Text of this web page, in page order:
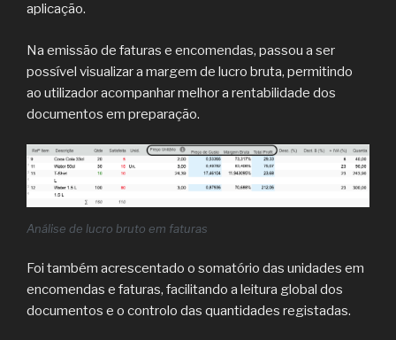
aplicação.
Na emissão de faturas e encomendas, passou a ser
possível visualizar a margem de lucro bruta, permitindo
ao utilizador acompanhar melhor a rentabilidade dos
documentos em preparação.
Análise de lucro bruto em faturas
Foi também acrescentado o somatório das unidades em
encomendas e faturas, facilitando a leitura global dos
documentos e o controlo das quantidades registadas.